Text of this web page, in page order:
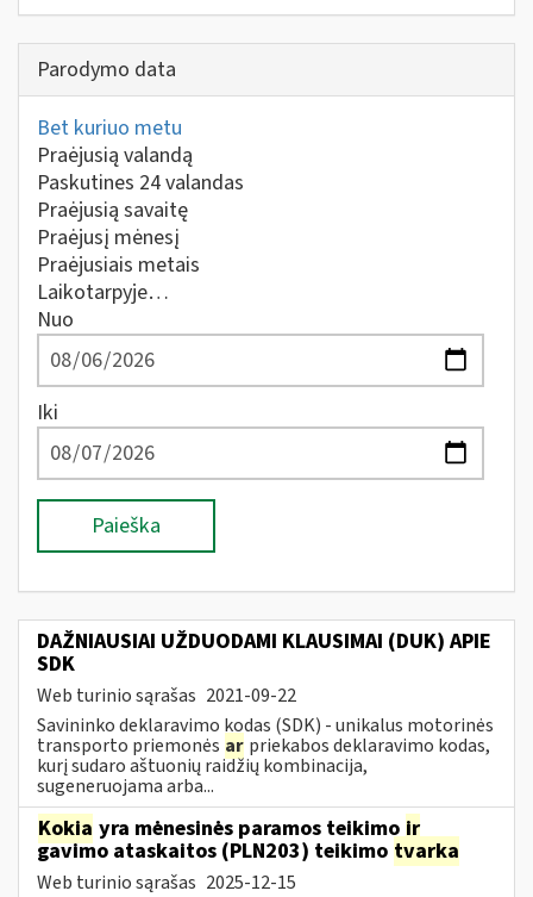
Parodymo data
Bet kuriuo metu
Praėjusią valandą
Paskutines 24 valandas
Praėjusią savaitę
Praėjusį mėnesį
Praėjusiais metais
Laikotarpyje…
Nuo
Iki
Paieška
DAŽNIAUSIAI UŽDUODAMI KLAUSIMAI (DUK) APIE
SDK
Web turinio sąrašas 2021-09-22
Savininko deklaravimo kodas (SDK) - unikalus motorinės
transporto priemonės ar priekabos deklaravimo kodas,
kurį sudaro aštuonių raidžių kombinacija,
sugeneruojama arba...
Kokia yra mėnesinės paramos teikimo ir
gavimo ataskaitos (PLN203) teikimo tvarka
Web turinio sąrašas 2025-12-15